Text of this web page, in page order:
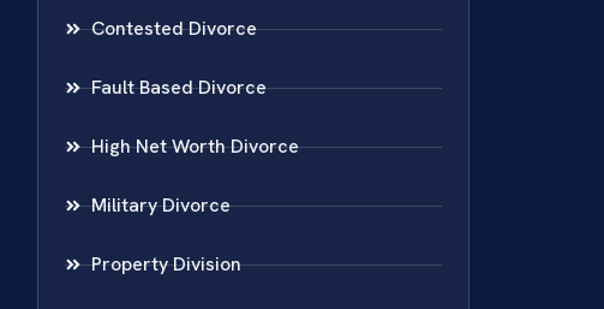
Contested Divorce
Fault Based Divorce
High Net Worth Divorce
Military Divorce
Property Division